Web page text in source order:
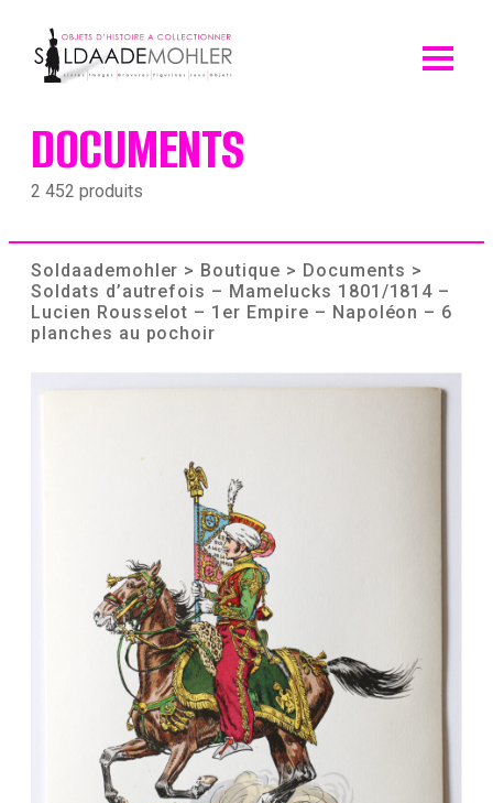
content
DOCUMENTS
2 452 produits
Soldaademohler > Boutique > Documents >
Soldats d’autrefois – Mamelucks 1801/1814 –
Lucien Rousselot – 1er Empire – Napoléon – 6
planches au pochoir